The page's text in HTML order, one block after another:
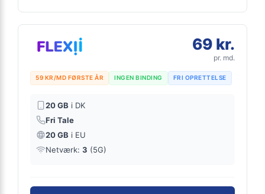
69 kr.
pr. md.
59 KR/MD FØRSTE ÅR INGEN BINDING FRI OPRETTELSE
20 GB i DK
Fri Tale
20 GB i EU
Netværk: 3 (5G)